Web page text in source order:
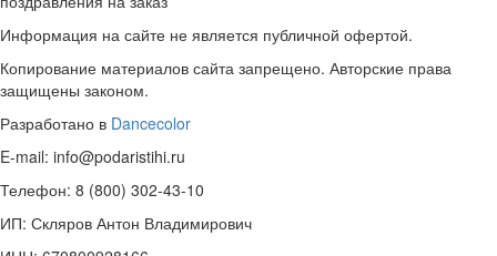
Информация на сайте не является публичной офертой.
Копирование материалов сайта запрещено. Авторские права
защищены законом.
Разработано в Dancecolor
E-mail: info@podaristihi.ru
Телефон: 8 (800) 302-43-10
ИП: Скляров Антон Владимирович